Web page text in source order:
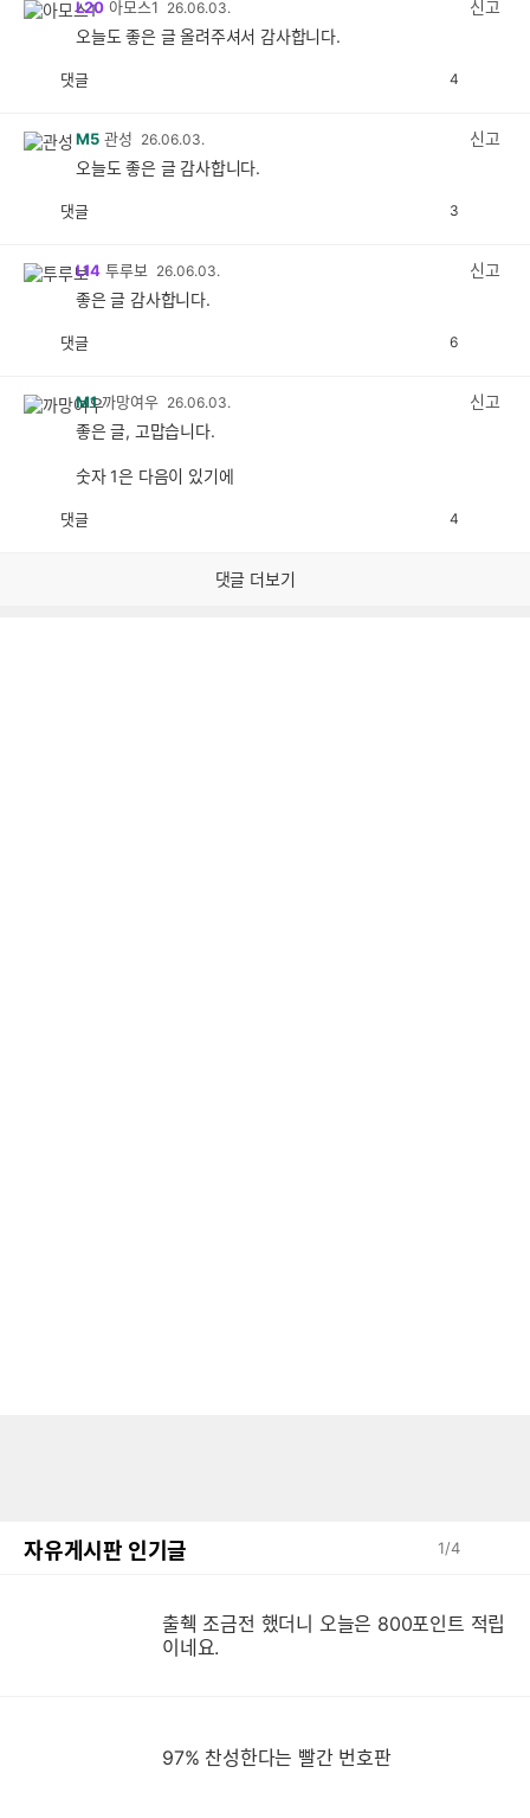
L20 아모스1 26.06.03.
신고
오늘도 좋은 글 올려주셔서 감사합니다.
댓글 4
M5 관성 26.06.03.
신고
오늘도 좋은 글 감사합니다.
댓글 3
L14 투루보 26.06.03.
신고
좋은 글 감사합니다.
댓글 6
M1 까망여우 26.06.03.
신고
좋은 글, 고맙습니다.
숫자 1은 다음이 있기에
댓글 4
댓글 더보기
자유게시판 인기글 1/4
출췍 조금전 했더니 오늘은 800포인트 적립
이네요.
97% 찬성한다는 빨간 번호판